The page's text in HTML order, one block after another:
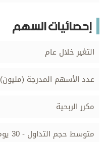
إحصائيات السهم
التغير خلال عام
عدد الأسهم المدرجة (مليون)
مكرر الربحية
متوسط حجم التداول - 30 يوم